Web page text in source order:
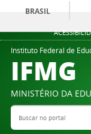
BRASIL
Instituto Federal de
IFMG
MINISTÉRIO DA
Buscar no portal